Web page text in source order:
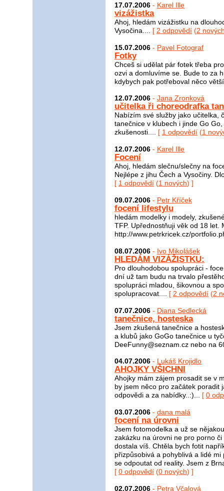
17.07.2006 - Karel Ille
vizážistka
Ahoj, hledám vizážistku na
Vysočina.... [ 2 odpovědí (2
15.07.2006 - Pavel Fotograf
Fotky
Chceš si udělat pár fotek třeba
ozvi a domluvíme se. Bude to za
kdybych pak potřeboval něco
12.07.2006 - Jana Zronková
učitelka ři choreodrafka
Nabízím své služby jako učitelka,
tanečnice v klubech i jinde Go
zkušenosti.... [ 1 odpovědí (1
12.07.2006 - Karel Ille
Focení
Ahoj, hledám slečnu/slečny na
Nejlépe z jihu Čech a Vysočiny.
[ 1 odpovědí (1 nových) ]
09.07.2006 - Petr Kříček
focení lifestylu
hledám modelky i modely,
TFP. Upřednostňuji věk od 18 let.
http://www.petrkricek.cz/
08.07.2006 - Ivo Mikolášek
HLEDÁM VIZÁŽISTKU:
Pro dlouhodobou spolupráci -
dní už tam budu na trvalo
spolupráci mladou, šikovnou a
spolupracovat.... [ 2 odpovědí (2
07.07.2006 - Diana Sedlecká
tanečnice, hosteska
Jsem zkušená tanečnice a
a klubů jako GoGo tanečnice u
DeeFunny@seznam.cz nebo na
04.07.2006 - Lukáš Krojidlo
AHOJKY VŠICHNI
Ahojky mám zájem prosadit se v
by jsem něco pro začátek poradit
odpovědi a za nabídky..:)... [ 0
03.07.2006 - dana malá
focení na úrovni
Jsem fotomodelka a už se
zakázku na úrovni ne pro porno
dostala víš. Chtěla bych fotit
přizpůsobivá a pohyblivá a lidé
se odpoutat od reality. Jsem z
[ 0 odpovědí (0 nových) ]
02.07.2006 - Petra Včalová